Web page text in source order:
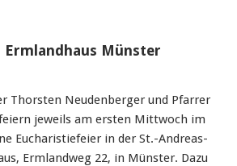
Ermlandhaus Münster
Thorsten Neudenberger und Pfarrer
jeweils am ersten Mittwoch im
Eucharistiefeier in der St.-Andreas-
Ermlandweg 22, in Münster. Dazu